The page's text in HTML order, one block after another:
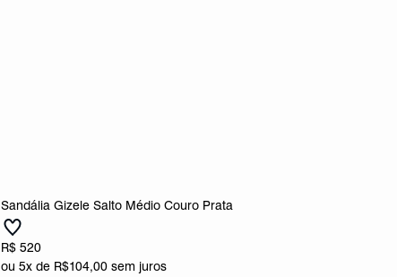
Sandália Gizele Salto Médio Couro Prata
R$ 520
ou5x de R$104,00 sem juros